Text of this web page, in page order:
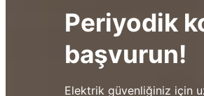
Periyodik
başvurun!
Elektrik güvenliğiniz için